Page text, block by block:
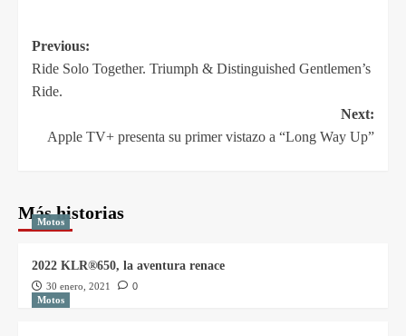
Previous:
Ride Solo Together. Triumph & Distinguished Gentlemen’s
Ride.
Next:
Apple TV+ presenta su primer vistazo a “Long Way Up”
Más historias
Motos
2022 KLR®650, la aventura renace
30 enero, 2021
0
Motos